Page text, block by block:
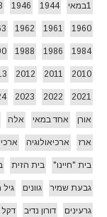
1במאי 1944
1946
1960
1961
1962
1984
1986
1988
2010
2011
2012
2021
2022
2023
אורן אחד במאי אלה
ארז ארכיאולוגיה
בית "חיינו" בית הזית
גבעת שמיר גוונים גיל
גרעינים דורון נדיב דקל